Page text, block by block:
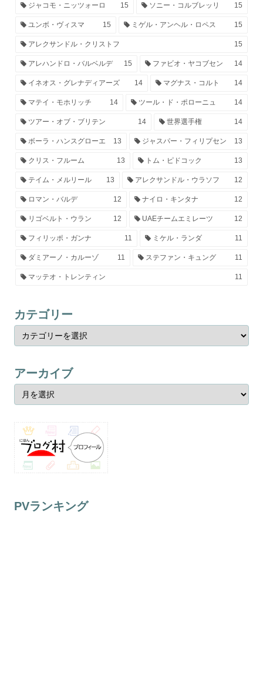
ジャコモ・ニッツォーロ 15 ソニー・コルブレッリ 15
ユンボ・ヴィスマ 15 ミゲル・アンヘル・ロペス 15
アレクサンドル・クリストフ 15
アレハンドロ・バルベルデ 15 ファビオ・ヤコブセン 14
イネオス・グレナディアーズ 14 マグナス・コルト 14
マテイ・モホリッチ 14 ツール・ド・ポローニュ 14
ツアー・オブ・ブリテン 14 世界選手権 14
ボーラ・ハンスグローエ 13 ジャスパー・フィリプセン 13
クリス・フルーム 13 トム・ピドコック 13
テイム・メルリール 13 アレクサンドル・ウラソフ 12
ロマン・バルデ 12 ナイロ・キンタナ 12
リゴベルト・ウラン 12 UAEチームエミレーツ 12
フィリッポ・ガンナ 11 ミケル・ランダ 11
ダミアーノ・カルーゾ 11 ステファン・キュング 11
マッテオ・トレンティン 11
カテゴリー
アーカイブ
PVランキング